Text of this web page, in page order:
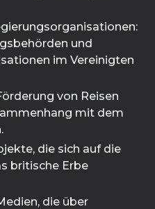
und
im Vereinigten
von Reisen
mit dem
die sich auf die
britische Erbe
die über